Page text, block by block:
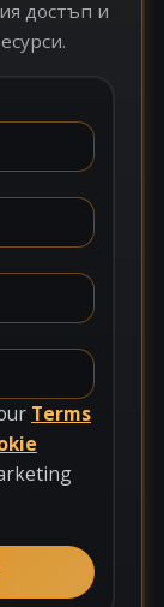
достъп и
Terms